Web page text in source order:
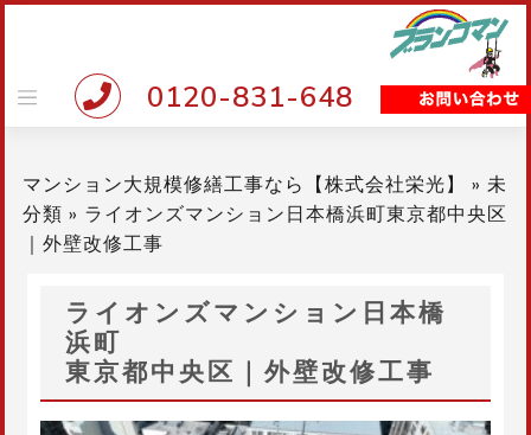
0120-831-648
マンション大規模修繕工事なら【株式会社栄光】 » 未
分類 » ライオンズマンション日本橋浜町東京都中央区
｜外壁改修工事
ライオンズマンション日本橋
浜町
東京都中央区｜外壁改修工事